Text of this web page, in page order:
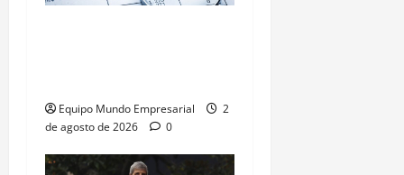
Equipo Mundo Empresarial
2
de agosto de 2026
0